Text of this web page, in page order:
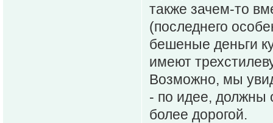
также зачем-то
(последнего
бешеные деньги
имеют
Возможно, мы
- по идее, должны
более дорогой.